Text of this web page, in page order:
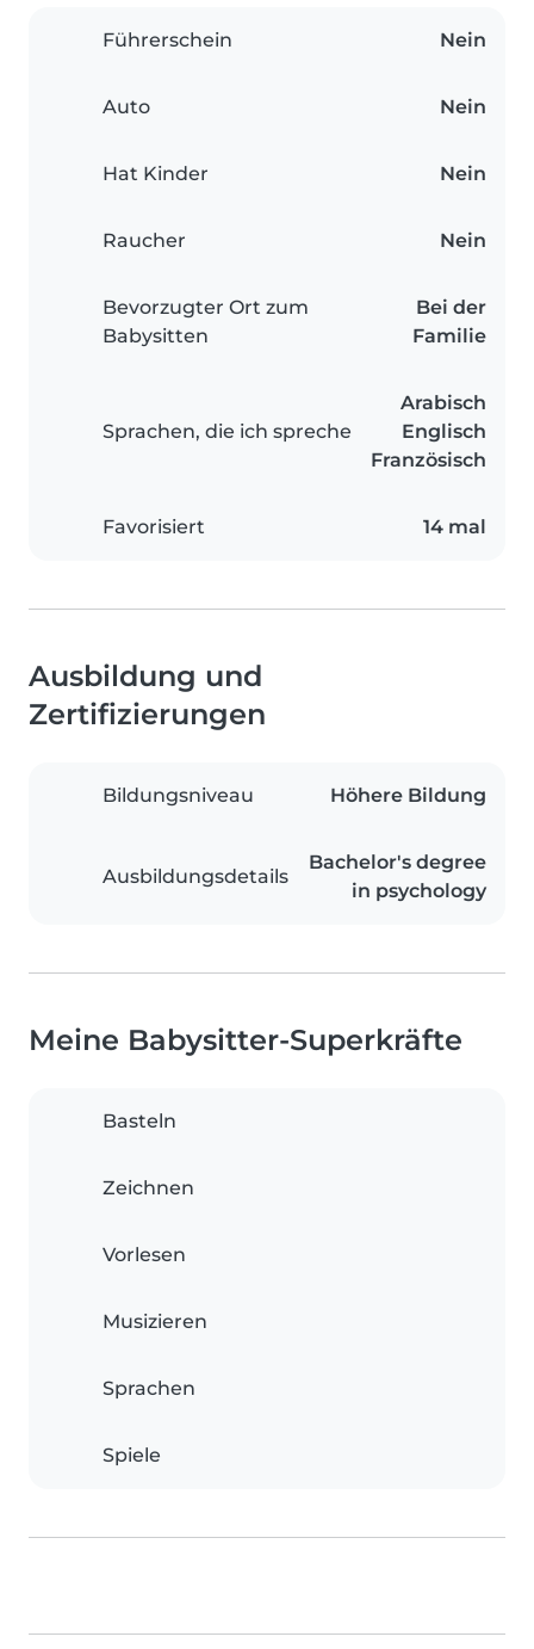
Führerschein Nein
Auto Nein
Hat Kinder Nein
Raucher Nein
Bevorzugter Ort zum
Babysitten
Bei der
Familie
Sprachen, die ich spreche
Arabisch
Englisch
Französisch
Favorisiert 14 mal
Ausbildung und
Zertifizierungen
Bildungsniveau Höhere Bildung
Ausbildungsdetails
Bachelor's degree
in psychology
Meine Babysitter-Superkräfte
Basteln
Zeichnen
Vorlesen
Musizieren
Sprachen
Spiele